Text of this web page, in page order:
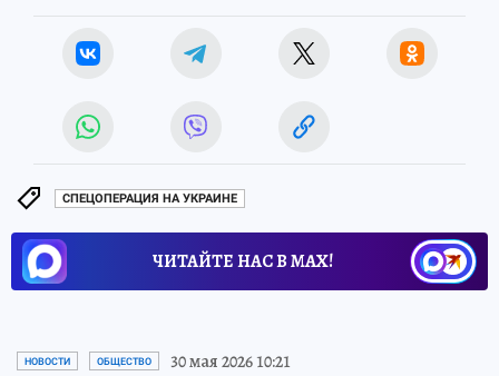
СПЕЦОПЕРАЦИЯ НА УКРАИНЕ
ЧИТАЙТЕ НАС В МАХ!
НОВОСТИ ОБЩЕСТВО 30 мая 2026 10:21